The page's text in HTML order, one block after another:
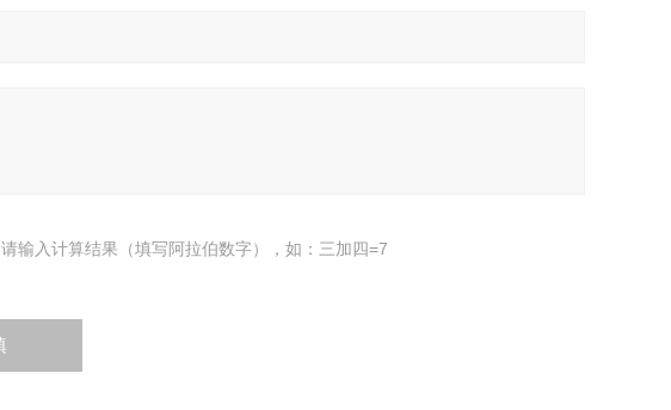
请输入计算结果（填写阿拉伯数字），如：三加四=7